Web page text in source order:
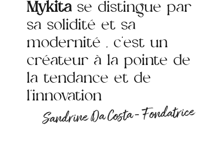
Mykitase distingue par
sa solidité et sa
modernité , c'est un
créateur à la pointe de
la tendance et de
l'innovation
Sandrine Da Costa - Fondatrice